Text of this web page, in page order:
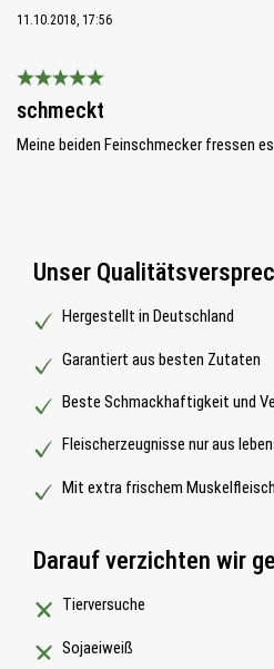
11.10.2018, 17:56
Bewertung mit 5 von 5 Sternen
schmeckt
Meine beiden Feinschmecker fressen
Unser
Hergestellt in Deutschland
Garantiert aus besten Zutaten
Beste Schmackhaftigkeit und
Fleischerzeugnisse nur aus
Mit extra frischem Muskelfleisch
Darauf verzichten wir
Tierversuche
Sojaeiweiß